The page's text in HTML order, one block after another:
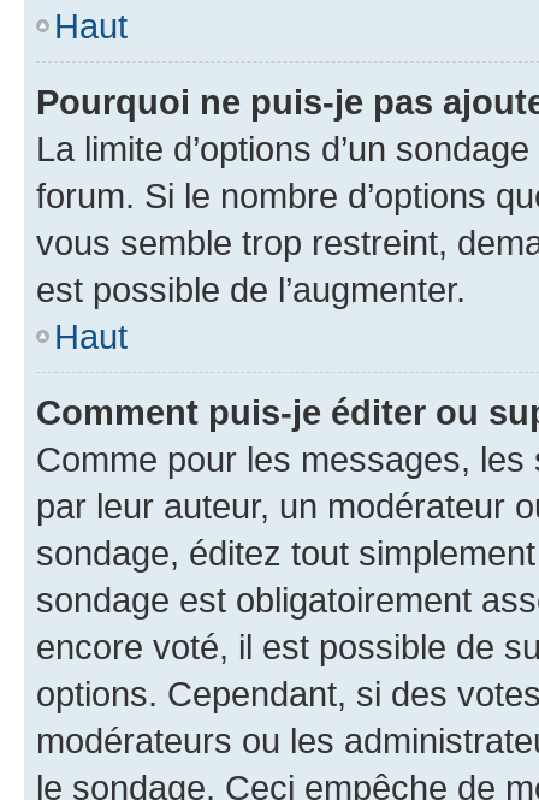
Haut
Pourquoi ne puis-je pas
La limite d’options d’un
forum. Si le nombre d’options
vous semble trop restreint,
est possible de l’augmenter.
Haut
Comment puis-je éditer ou
Comme pour les messages,
par leur auteur, un modérateur
sondage, éditez tout
sondage est obligatoirement
encore voté, il est possible de
options. Cependant, si des
modérateurs ou les
le sondage. Ceci empêche de